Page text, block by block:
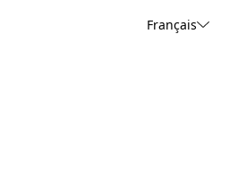
Français